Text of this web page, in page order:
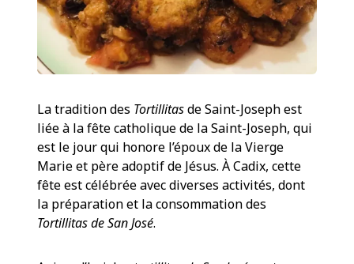
La tradition des Tortillitasde Saint-Joseph est
liée à la fête catholique de la Saint-Joseph, qui
est le jour qui honore l’époux de la Vierge
Marie et père adoptif de Jésus. À Cadix, cette
fête est célébrée avec diverses activités, dont
la préparation et la consommation des
Tortillitas de San José.